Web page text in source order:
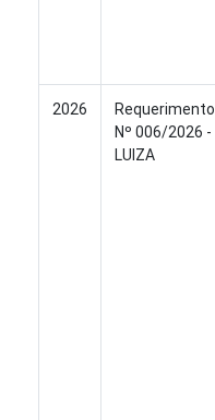
2026
Requerimento
Nº 006/2026 -
LUIZA